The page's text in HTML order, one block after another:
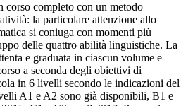
completo con un metodo
la particolare attenzione allo
si coniuga con momenti più
delle quattro abilità linguistiche. La
e graduata in ciascun volume e
a seconda degli obiettivi di
in 6 livelli secondo le indicazioni del
A1 e A2 sono già disponibili, B1 e